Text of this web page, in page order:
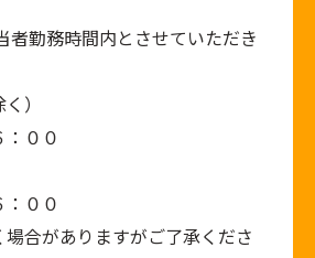
勤務時間内とさせていただき
）
００
００
合がありますがご了承くださ